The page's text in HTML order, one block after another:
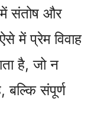
संतोष और
में प्रेम विवाह
है, जो न
बल्कि संपूर्ण